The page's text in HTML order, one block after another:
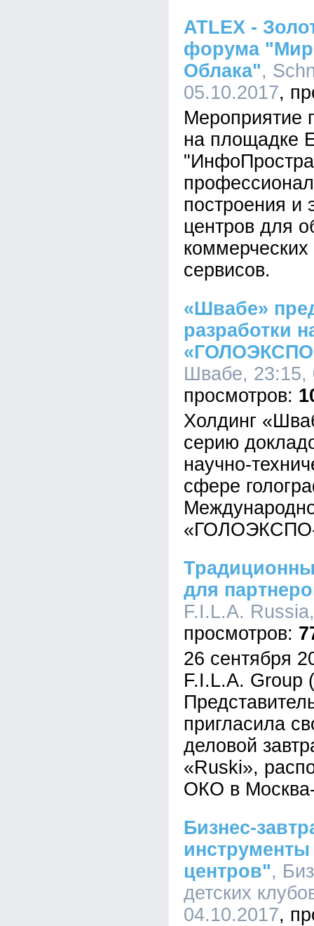
ATLEX -
форума
Облака",
05.10.2017
Мероприятие
на площадке
построения и
центров для
сервисов.
«Швабе»
разработки
Швабе, 23:15,
Холдинг
серию
научно-
сфере
для
F.I.L.A.
26 сентября
F.I.L.A. Group
пригласила
деловой
«Ruski»,
ОКО в
Бизнес-
центров",
детских
04.10.2017